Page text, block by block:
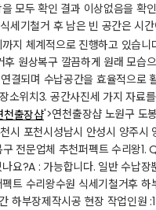
모두 확인 결과 이상없음을 확
기철거 후 남은 빈 공간은 시
체계적으로 진행하고 있습니
원상복구 깔끔하게 원래 모습
되며 수납공간을 효율적으로
위치3. 공간사진세 가지 자료
천출장샵'>연천출장샵 노원구 도
포천시성남시 안성시 양주시
전문업체 추천퍼펙트 수리왕1.
요?​A : 가능합니다. 일반 수납
트 수리왕​수원 식세기철거후
하부장제작시공 현장 작업인원